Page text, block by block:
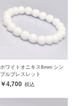
ホワイトオニキス8mm シン
プルブレスレット
4,700